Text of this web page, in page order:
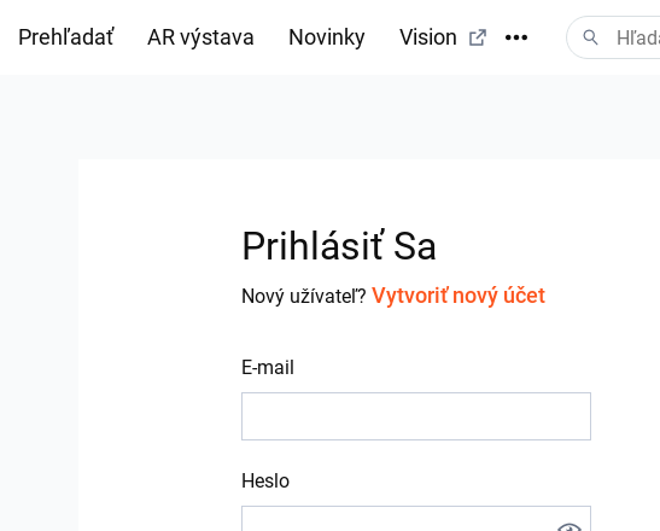
Prehľadať AR výstava Novinky Vision
Prihlásiť Sa
Nový užívateľ? Vytvoriť nový účet
E-mail
Heslo